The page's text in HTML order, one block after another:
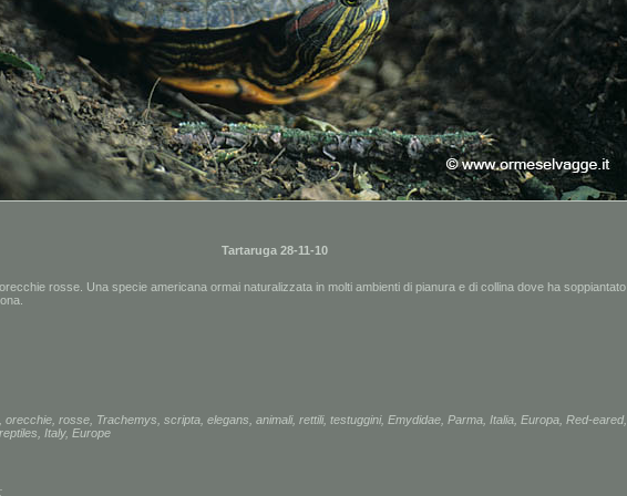
Tartaruga 28-11-10
rosse. Una specie americana ormai naturalizzata in molti ambienti di pianura e di collina dove ha soppiantato
orecchie rosse Trachemys scripta elegans animali, rettili, testuggini, Emydidae Parma Italia Europa Red-eared,
reptiles Italy, Europe